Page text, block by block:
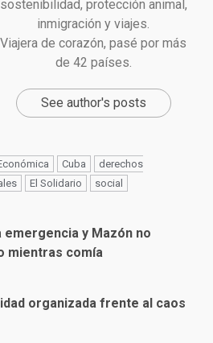
sostenibilidad, protección animal,
inmigración y viajes.
Viajera de corazón, pasé por más
de 42 países.
See author's posts
Cuba
derechos
El Solidario social
emergencia y Mazón no
mientras comía
organizada frente al caos